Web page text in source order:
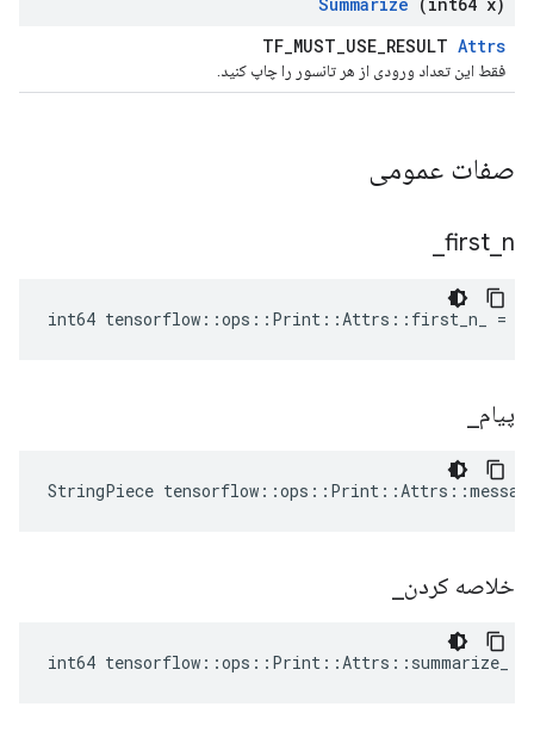
TF_MUST_USE_RESULT Attrs
فقط این تعداد ورودی از هر تانسور را چاپ کنید.
صفات عمومی
first n
int64 tensorflow::ops::Print::Attrs::first_n_ = -1
پیام
StringPiece
خلاصه کردن
int64 tensorflow::ops::Print::Attrs::summarize_ =